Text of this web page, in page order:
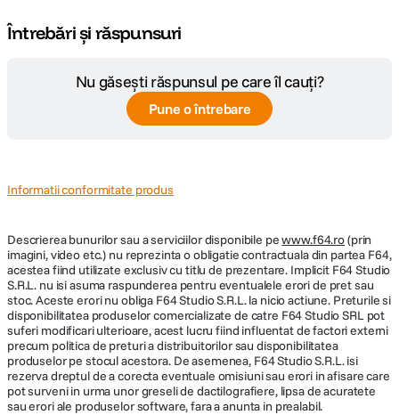
Tip Focalizare Manual Focus
DIMENSIUNE / GREUTATE:
Lungime 128 mm
Întrebări și răspunsuri
Nu găsești răspunsul pe care îl cauți?
Pune o întrebare
Informatii conformitate produs
Descrierea bunurilor sau a serviciilor disponibile pewww.f64.ro(prin
imagini, video etc.) nu reprezinta o obligatie contractuala din partea F64,
acestea fiind utilizate exclusiv cu titlu de prezentare. Implicit F64 Studio
S.R.L. nu isi asuma raspunderea pentru eventualele erori de pret sau
stoc. Aceste erori nu obliga F64 Studio S.R.L. la nicio actiune. Preturile si
disponibilitatea produselor comercializate de catre F64 Studio SRL pot
suferi modificari ulterioare, acest lucru fiind influentat de factori externi
precum politica de preturi a distribuitorilor sau disponibilitatea
produselor pe stocul acestora. De asemenea, F64 Studio S.R.L. isi
rezerva dreptul de a corecta eventuale omisiuni sau erori in afisare care
pot surveni in urma unor greseli de dactilografiere, lipsa de acuratete
sau erori ale produselor software, fara a anunta in prealabil.